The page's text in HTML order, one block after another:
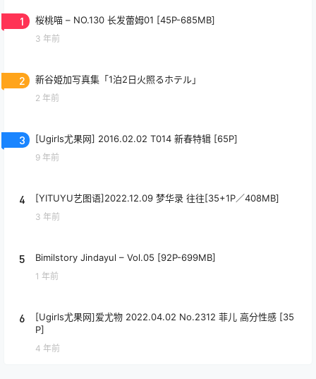
1 桜桃喵 – NO.130 长发蕾姆01 [45P-685MB]
3 年前
2 新谷姫加写真集「1泊2日火照るホテル」
2 年前
3 [Ugirls尤果网] 2016.02.02 T014 新春特辑 [65P]
9 年前
4 [YITUYU艺图语]2022.12.09 梦华录 往往[35+1P／408MB]
3 年前
5 Bimilstory Jindayul – Vol.05 [92P-699MB]
1 年前
6
[Ugirls尤果网]爱尤物 2022.04.02 No.2312 菲儿 高分性感 [35
P]
4 年前